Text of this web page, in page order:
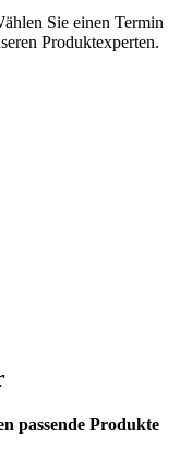
Sie einen Termin
Produktexperten.
passende Produkte